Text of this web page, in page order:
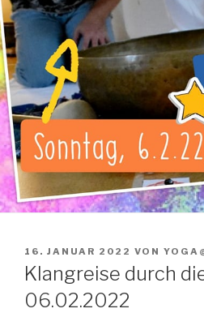
VERÖFFENTLICHT
AM
16. JANUAR 2022 VON
Klangreise durch
06.02.2022